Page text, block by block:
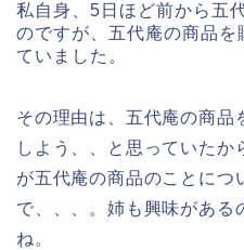
私自身、5日ほど前から五
のですが、五代庵の商品を
ていました。
その理由は、五代庵の商品
しよう、、と思っていたか
が五代庵の商品のことにつ
で、、、。姉も興味がある
ね。